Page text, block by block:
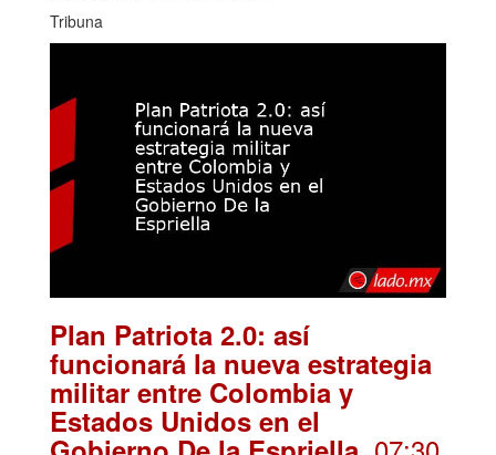
Tribuna
Plan Patriota 2.0: así
funcionará la nueva estrategia
militar entre Colombia y
Estados Unidos en el